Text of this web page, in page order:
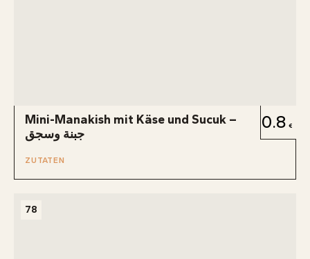
Mini-Manakish mit Käse und Sucuk –
جبنة وسجق
0.8
ZUTATEN
78